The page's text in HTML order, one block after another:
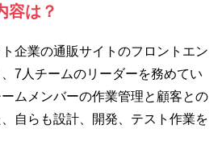
容は？
企業の通販サイトのフロントエン
7人チームのリーダーを務めてい
ムメンバーの作業管理と顧客との
自らも設計、開発、テスト作業を